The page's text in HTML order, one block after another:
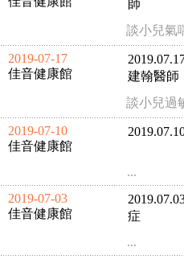
師
談小兒氣
2019-07-17
佳音健康館
建翰醫師
談小兒過
2019-07-10
佳音健康館
...
2019-07-03
佳音健康館
症
...